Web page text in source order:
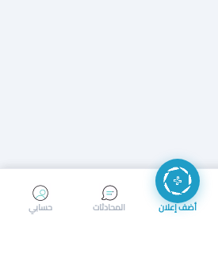
إجراء مكالمة
حسابي المحادثات أضف إعلان